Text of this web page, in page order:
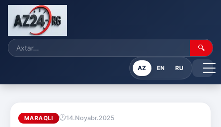
🔍
AZ EN RU
MARAQLI 14.Noyabr.2025